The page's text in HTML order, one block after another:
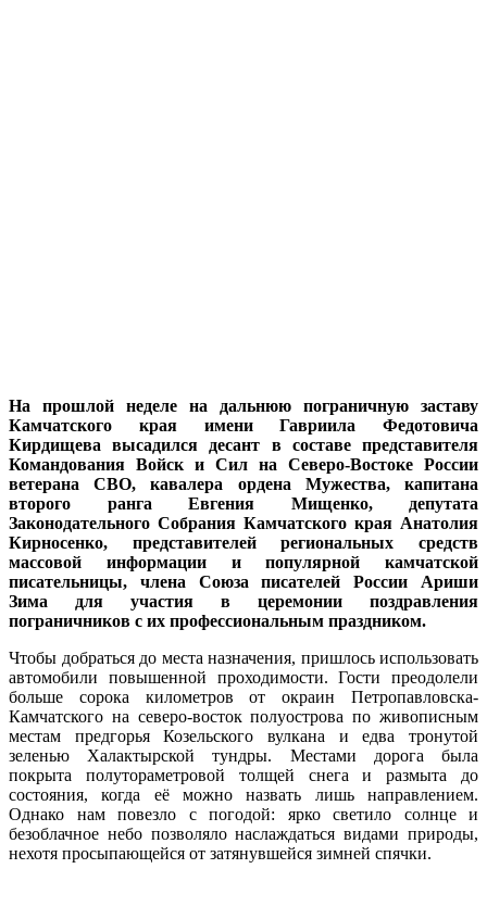
На прошлой неделе на дальнюю пограничную заставу
Камчатского края имени Гавриила Федотовича
Кирдищева высадился десант в составе представителя
Командования Войск и Сил на Северо-Востоке России
ветерана СВО, кавалера ордена Мужества, капитана
второго ранга Евгения Мищенко, депутата
Законодательного Собрания Камчатского края Анатолия
Кирносенко, представителей региональных средств
массовой информации и популярной камчатской
писательницы, члена Союза писателей России Ариши
Зима для участия в церемонии поздравления
пограничников с их профессиональным праздником.
Чтобы добраться до места назначения, пришлось использовать
автомобили повышенной проходимости. Гости преодолели
больше сорока километров от окраин Петропавловска-
Камчатского на северо-восток полуострова по живописным
местам предгорья Козельского вулкана и едва тронутой
зеленью Халактырской тундры. Местами дорога была
покрыта полутораметровой толщей снега и размыта до
состояния, когда её можно назвать лишь направлением.
Однако нам повезло с погодой: ярко светило солнце и
безоблачное небо позволяло наслаждаться видами природы,
нехотя просыпающейся от затянувшейся зимней спячки.